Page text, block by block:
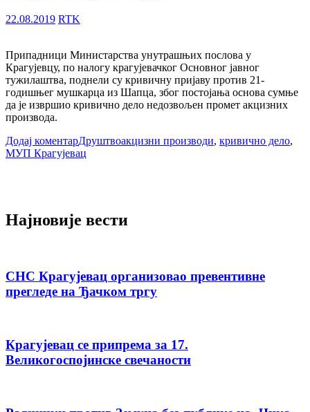
22.08.2019 RTK
Припадници Министарства унутрашњих послова у
Крагујевцу, по налогу крагујевачког Основног јавног
тужилаштва, поднели су кривичну пријаву против 21-
годишњег мушкарца из Шапца, због постојања основа сумње
да је извршио кривично дело недозвољен промет акцизних
производа.
Додај коментарДруштвоакцизни производи, кривично дело,
МУП Крагујевац
Најновије вести
СНС Крагујевац организовао превентивне
прегледе на Ђачком тргу
Крагујевац се припрема за 17.
Великогоспојинске свечаности